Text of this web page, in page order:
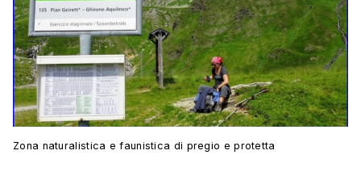
Zona naturalistica e faunistica di pregio e protetta